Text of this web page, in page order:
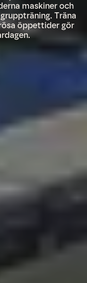
maskiner och
Träna
öppettider gör